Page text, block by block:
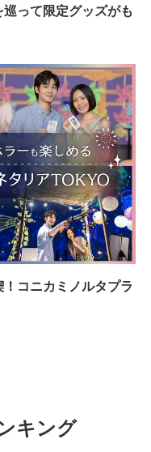
って限定グッズがも
コニカミノルタプラ
キング